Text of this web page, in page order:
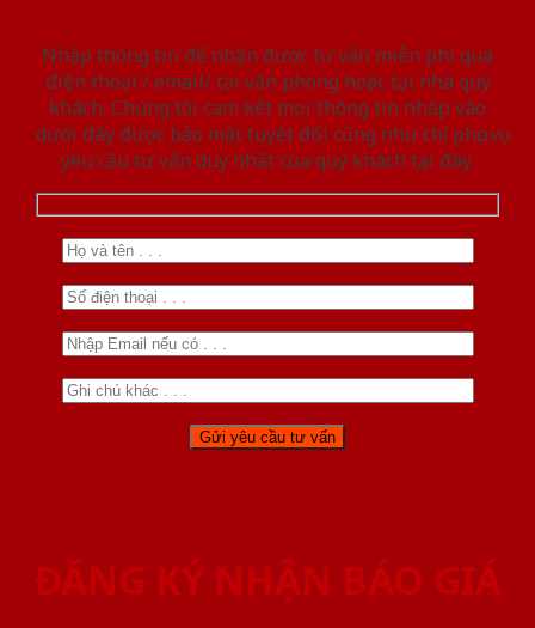
Nhập thông tin để nhận được tư vấn miễn phí qua
điện thoại / email/ tại văn phòng hoặc tại nhà quý
khách. Chúng tôi cam kết mọi thông tin nhập vào
dưới đây được bảo mật tuyệt đối cũng như chỉ phục vụ
yêu cầu tư vấn duy nhất của quý khách tại đây.
ĐĂNG KÝ NHẬN BÁO GIÁ